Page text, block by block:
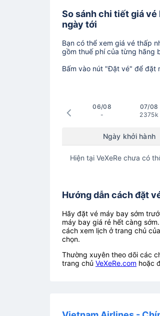
So sánh chi tiết giá
ngày tới
Bạn có thể xem giá vé thấp
gồm thuế phí của từng hãng
Bấm vào nút "Đặt vé" để đặt
06/08
-
07/08
2375k
Ngày khởi hành
Hiện tại VeXeRe chưa có
Hướng dẫn cách đặt
Hãy đặt vé máy bay sớm
máy bay giá rẻ hết càng
cách xem lịch ở trang chủ của
chọn.
Thường xuyên theo dõi các
trang chủ VeXeRe.com hoặc